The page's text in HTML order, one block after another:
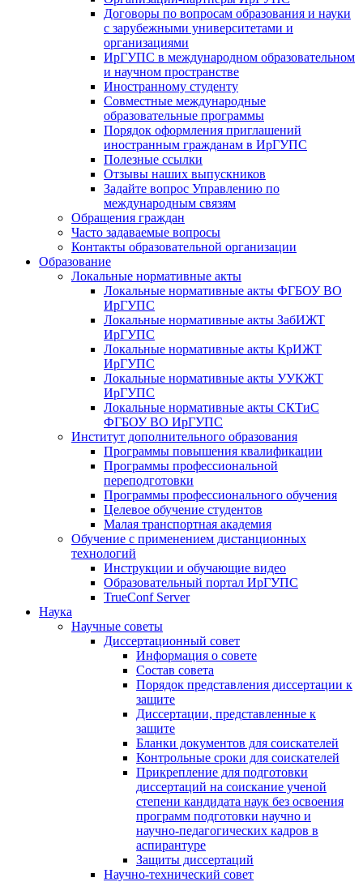
Договоры по вопросам образования и науки
с зарубежными университетами и
организациями
ИрГУПС в международном образовательном
и научном пространстве
Иностранному студенту
Совместные международные
образовательные программы
Порядок оформления приглашений
иностранным гражданам в ИрГУПС
Полезные ссылки
Отзывы наших выпускников
Задайте вопрос Управлению по
международным связям
Обращения граждан
Часто задаваемые вопросы
Контакты образовательной организации
Образование
Локальные нормативные акты
Локальные нормативные акты ФГБОУ ВО
ИрГУПС
Локальные нормативные акты ЗабИЖТ
ИрГУПС
Локальные нормативные акты КрИЖТ
ИрГУПС
Локальные нормативные акты УУКЖТ
ИрГУПС
Локальные нормативные акты СКТиС
ФГБОУ ВО ИрГУПС
Институт дополнительного образования
Программы повышения квалификации
Программы профессиональной
переподготовки
Программы профессионального обучения
Целевое обучение студентов
Малая транспортная академия
Обучение с применением дистанционных
технологий
Инструкции и обучающие видео
Образовательный портал ИрГУПС
TrueConf Server
Наука
Научные советы
Диссертационный совет
Информация о совете
Состав совета
Порядок представления диссертации к
защите
Диссертации, представленные к
защите
Бланки документов для соискателей
Контрольные сроки для соискателей
Прикрепление для подготовки
диссертаций на соискание ученой
степени кандидата наук без освоения
программ подготовки научно и
научно-педагогических кадров в
аспирантуре
Защиты диссертаций
Научно-технический совет